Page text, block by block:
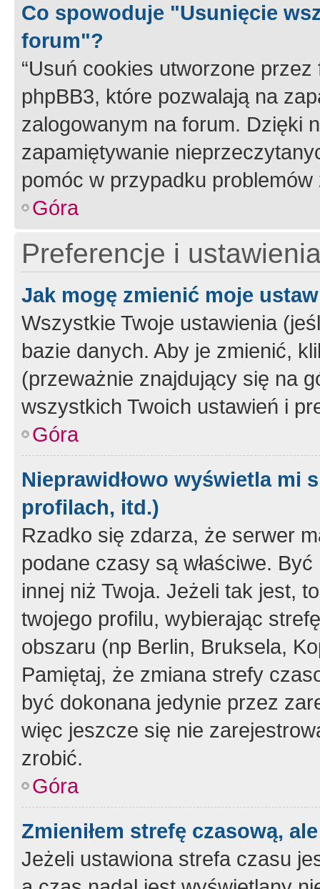
Co spowoduje "Usunięcie
forum"?
“Usuń cookies utworzone
phpBB3, które pozwalają na
zalogowanym na forum. Dzięki
zapamiętywanie
pomóc w przypadku
Góra
Preferencje i
Jak mogę zmienić moje
Wszystkie Twoje ustawienia
bazie danych. Aby je zmienić,
(przeważnie znajdujący się na
wszystkich Twoich ustawień i
Góra
Nieprawidłowo wyświetla mi
profilach, itd.)
Rzadko się zdarza, że serwer
podane czasy są właściwe.
innej niż Twoja. Jeżeli tak jest,
twojego profilu, wybierając
obszaru (np Berlin, Bruksela,
Pamiętaj, że zmiana strefy
być dokonana jedynie przez
więc jeszcze się nie
zrobić.
Góra
Zmieniłem strefę czasową,
Jeżeli ustawiona strefa czasu